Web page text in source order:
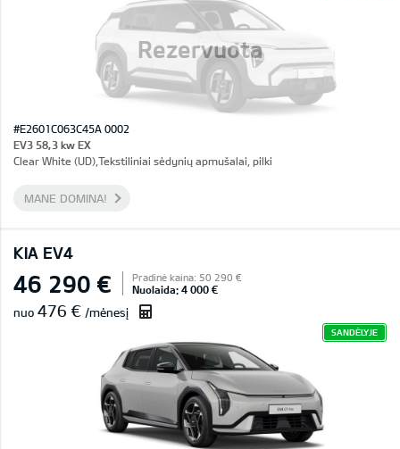
Rezervuota
#E2601C063C45A 0002
EV3 58,3 kw EX
Clear White (UD),Tekstiliniai sėdynių apmušalai, pilki
MANE DOMINA!
KIA EV4
46 290 € Pradinė kaina: 50 290 €
Nuolaida: 4 000 €
nuo 476 € /mėnesį
SANDĖLYJE